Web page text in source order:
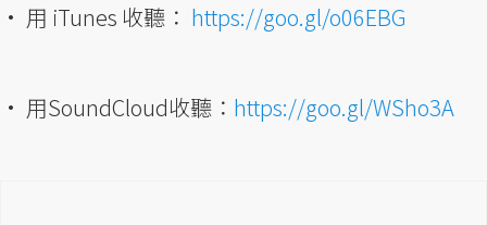
• 用 iTunes 收聽： https://goo.gl/o06EBG
• 用SoundCloud收聽： https://goo.gl/WSho3A